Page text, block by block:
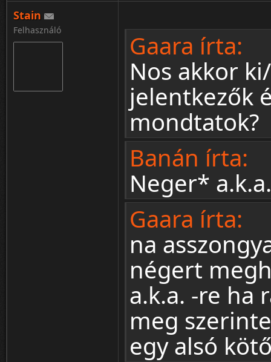
Stain
Felhasználó
Gaara írta:
Nos akkor
jelentkezők
mondtatok?
Banán írta:
Neger*
Gaara írta:
na
négert
a.k.a. -re ha
meg
egy alsó